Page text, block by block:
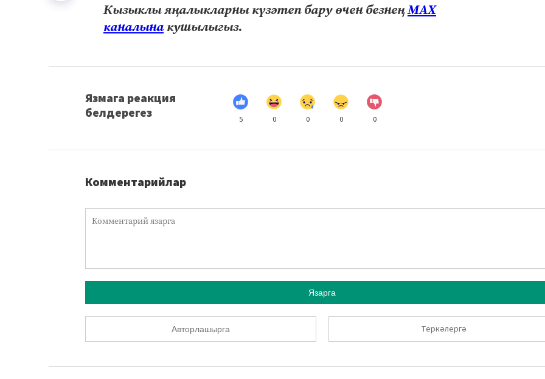
Кызыклы яңалыкларны күзәтеп бару өчен безнеңМАХ
каналына кушылыгыз.
Язмага реакция
белдерегез
5 0 0 0 0
Комментарийлар
Язарга
Авторлашырга Теркәлергә